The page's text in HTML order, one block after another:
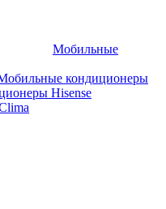
Мобильные
кондиционеры
Hisense